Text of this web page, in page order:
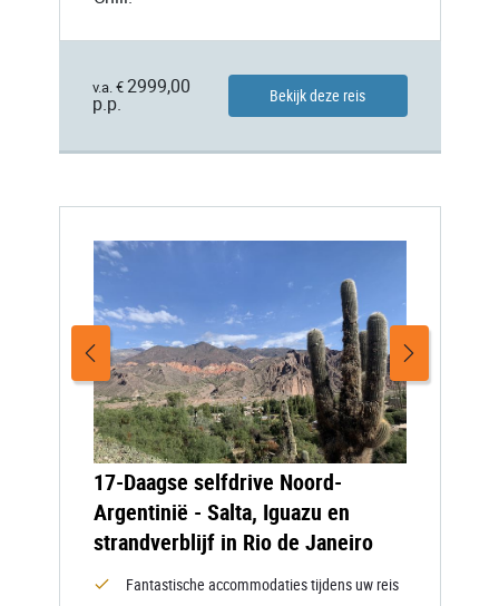
v.a. € 2999,00
p.p.
Bekijk deze reis
17-Daagse selfdrive Noord-
Argentinië - Salta, Iguazu en
strandverblijf in Rio de Janeiro
Fantastische accommodaties tijdens uw reis